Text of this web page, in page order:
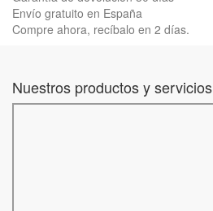
Envío gratuito en España
Compre ahora, recíbalo en 2 días.
Nuestros productos y servicios